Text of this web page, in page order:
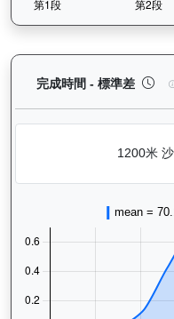
完成時間 - 標準差